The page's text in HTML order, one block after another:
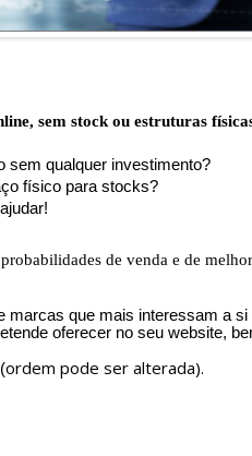
sem stock ou estruturas
sem qualquer investimento?
físico para stocks?
de venda e de
marcas que mais interessam a
oferecer no seu website,
ordem pode ser alterada).